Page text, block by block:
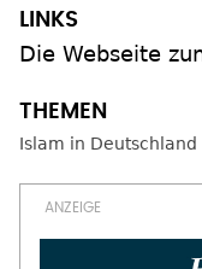
Die Webseite
Islam in Deutschland